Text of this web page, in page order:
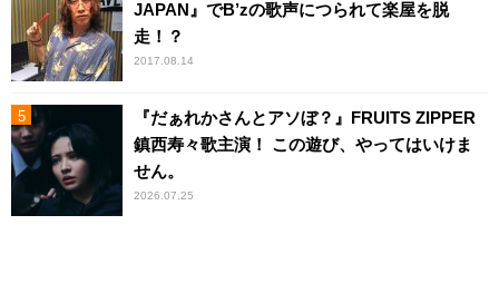
JAPAN』でB’zの歌声につられて楽屋を脱
走！？
2017.08.14
『だぁれかさんとアソぼ？』FRUITS ZIPPER
鎮西寿々歌主演！ この遊び、やってはいけま
せん。
2026.07.25